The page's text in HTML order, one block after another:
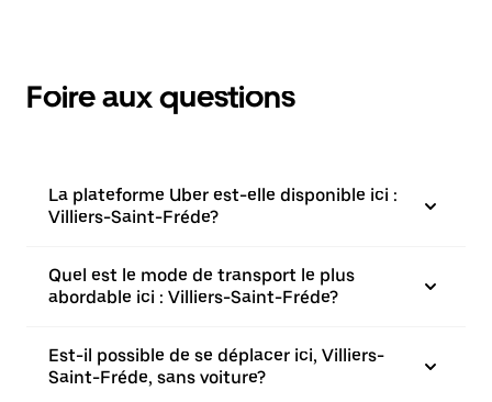
Foire aux questions
La plateforme Uber est-elle disponible ici :
Villiers-Saint-Fréde?
Quel est le mode de transport le plus
abordable ici : Villiers-Saint-Fréde?
Est-il possible de se déplacer ici, Villiers-
Saint-Fréde, sans voiture?